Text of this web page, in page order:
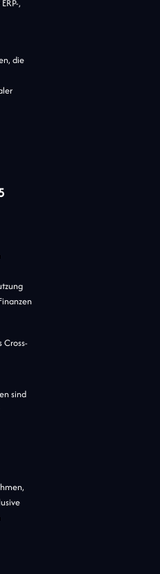
,
die
Cross-
sind